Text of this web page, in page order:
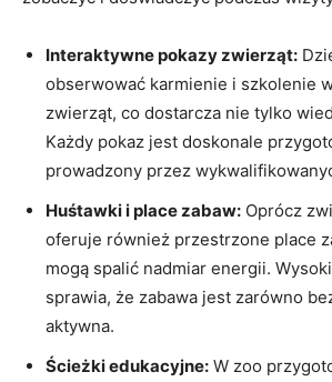
Interaktywne pokazy zwierząt:
obserwować karmienie i szkolenie⁤
zwierząt, co dostarcza nie tylko
Każdy pokaz jest doskonale
prowadzony⁢ przez
Huśtawki i place⁤ zabaw: Oprócz
oferuje również ⁣przestrzone place
mogą spalić nadmiar energii.
sprawia, ​że zabawa ‌jest zarówno
‌aktywna.
Ścieżki edukacyjne: W zoo